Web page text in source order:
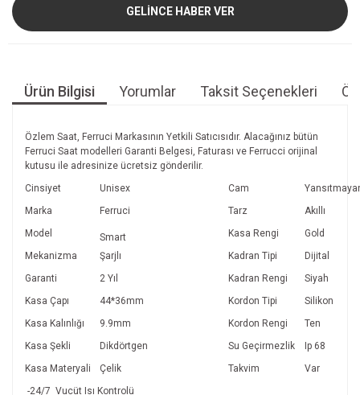
GELİNCE HABER VER
Ürün Bilgisi Yorumlar Taksit Seçenekleri
Özlem Saat, Ferruci Markasının Yetkili Satıcısıdır. Alacağınız bütün
Ferruci Saat modelleri Garanti Belgesi, Faturası ve Ferrucci orijinal
kutusu ile adresinize ücretsiz gönderilir.
Cinsiyet
Unisex Cam
Marka
Ferruci Tarz
Akıllı
Model
Smart Kasa Rengi
Gold
Mekanizma
Şarjlı Kadran Tipi
Dijital
Garanti
2 Yıl Kadran Rengi
Siyah
Kasa Çapı
44*36mm Kordon Tipi
Silikon
Kasa Kalınlığı
9.9mm Kordon Rengi
Ten
Kasa Şekli
Dikdörtgen Su Geçirmezlik
Ip 68
Kasa Materyali
Çelik Takvim
Var
-24/7 Vucüt Isı Kontrolü